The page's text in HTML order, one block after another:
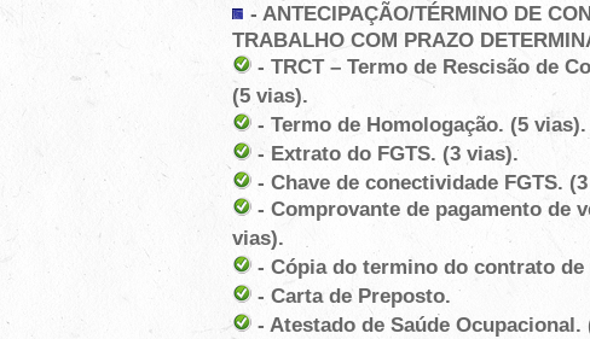
- ANTECIPAÇÃO/TÉRMINO DE
TRABALHO COM PRAZO
- TRCT – Termo de Rescisão de
(5 vias).
- Termo de Homologação. (5 vias).
- Extrato do FGTS. (3 vias).
- Chave de conectividade FGTS.
- Comprovante de pagamento de
vias).
- Cópia do termino do contrato de
- Carta de Preposto.
- Atestado de Saúde Ocupacional.